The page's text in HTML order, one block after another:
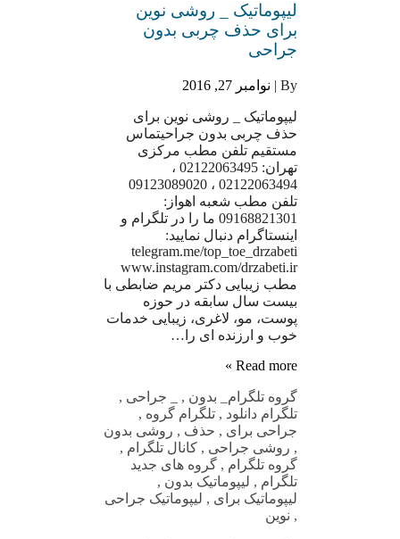
لیپوماتیک _ روشی نوین
برای حذف چربی بدون
جراحی
By | نوامبر 27, 2016
لیپوماتیک _ روشی نوین برای
حذف چربی بدون جراحیتماس
مستقیم تلفن مطب مرکزی
تهران: 02122063495 ،
02122063494 ، 09123089020
تلفن مطب شعبه اهواز:
09168821301 ما را در تلگرام و
اینستاگرام دنبال نمایید:
telegram.me/top_toe_drzabeti
www.instagram.com/drzabeti.ir
مطب زیبایی دکتر مریم ضابطی با
بیست سال سابقه در حوزه
پوست، مو، لاغری، زیبایی خدمات
خوب و ارزنده ای را…
Read more »
گروه تلگرام _ بدون , _ جراحی ,
تلگرام دانلود , تلگرام گروه ,
جراحی برای , حذف , روشی بدون
, روشی جراحی , کانال تلگرام ,
گروه تلگرام , گروه های جدید
تلگرام , لیپوماتیک بدون ,
لیپوماتیک برای , لیپوماتیک جراحی
, نوین